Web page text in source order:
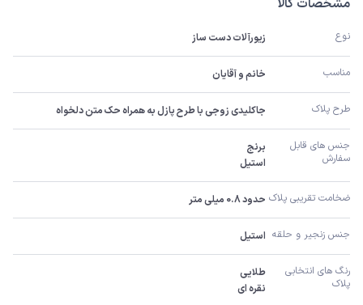
مشخصات کالا
نوع زیورآلات دست ساز
مناسب خانم و آقایان
طرح پلاک جاکلیدی زوجی با طرح پازل به همراه حک متن دلخواه
سفارش
استیل
ضخامت تقریبی پلاک حدود 0.8 میلی متر
جنس زنجیر و حلقه استیل
پلاک
نقره ای